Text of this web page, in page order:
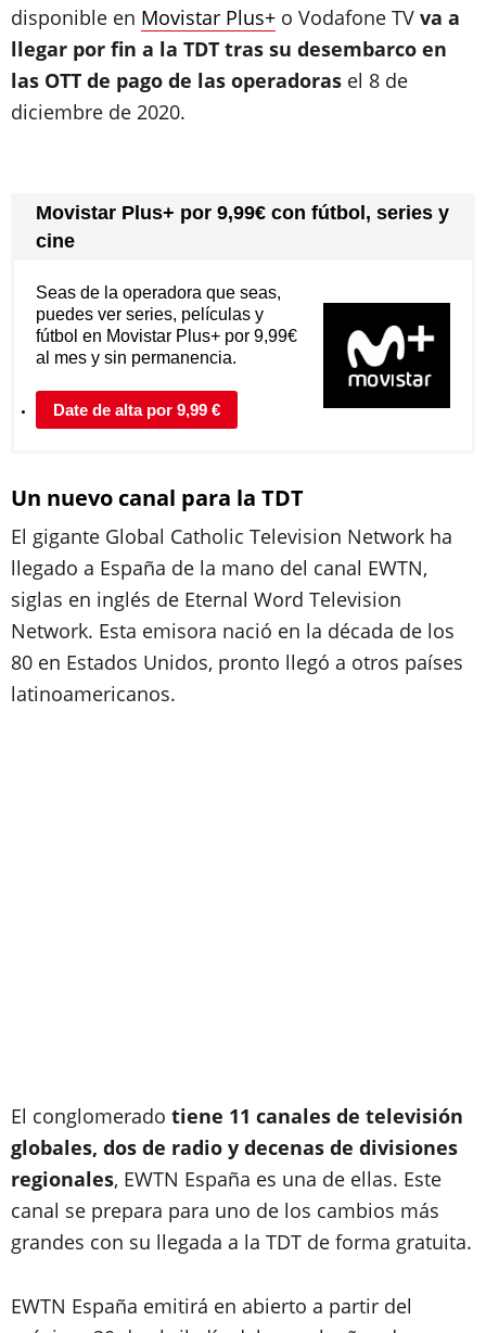
disponible en Movistar Plus+ o Vodafone TV va a
llegar por fin a la TDT tras su desembarco en
las OTT de pago de las operadoras el 8 de
diciembre de 2020.
Movistar Plus+ por 9,99€ con fútbol, series y
cine
Date de alta por 9,99 €
Seas de la operadora que seas,
puedes ver series, películas y
fútbol en Movistar Plus+ por 9,99€
al mes y sin permanencia.
Un nuevo canal para la TDT
El gigante Global Catholic Television Network ha
llegado a España de la mano del canal EWTN,
siglas en inglés de Eternal Word Television
Network. Esta emisora nació en la década de los
80 en Estados Unidos, pronto llegó a otros países
latinoamericanos.
El conglomerado tiene 11 canales de televisión
globales, dos de radio y decenas de divisiones
regionales, EWTN España es una de ellas. Este
canal se prepara para uno de los cambios más
grandes con su llegada a la TDT de forma gratuita.
EWTN España emitirá en abierto a partir del